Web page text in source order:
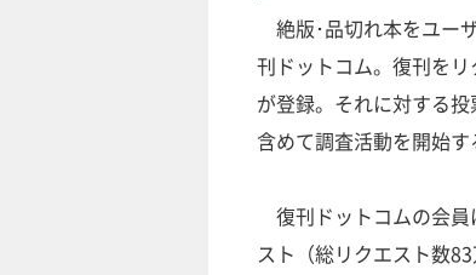
絶版･品切れ本をユー
刊ドットコム。復刊を
が登録。それに対する
含めて調査活動を開始
復刊ドットコムの会員
スト（総リクエスト数